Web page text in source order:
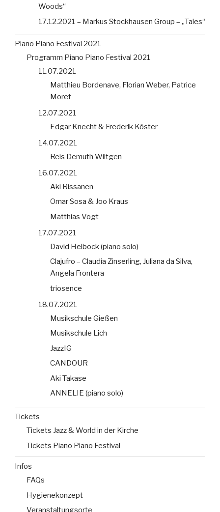
Woods“
17.12.2021 – Markus Stockhausen Group – „Tales“
Piano Piano Festival 2021
Programm Piano Piano Festival 2021
11.07.2021
Matthieu Bordenave, Florian Weber, Patrice
Moret
12.07.2021
Edgar Knecht & Frederik Köster
14.07.2021
Reis Demuth Wiltgen
16.07.2021
Aki Rissanen
Omar Sosa & Joo Kraus
Matthias Vogt
17.07.2021
David Helbock (piano solo)
Clajufro – Claudia Zinserling, Juliana da Silva,
Angela Frontera
triosence
18.07.2021
Musikschule Gießen
Musikschule Lich
JazzIG
CANDOUR
Aki Takase
ANNELIE (piano solo)
Tickets
Tickets Jazz & World in der Kirche
Tickets Piano Piano Festival
Infos
FAQs
Hygienekonzept
Veranstaltungsorte